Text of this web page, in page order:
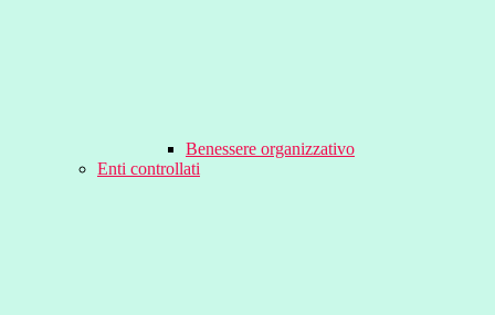
Benessere organizzativo
Enti controllati